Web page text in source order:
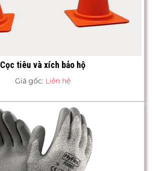
Cọc tiêu và xích bảo hộ
Giá gốc: Liên hệ